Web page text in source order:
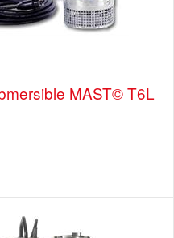
MAST© T6L